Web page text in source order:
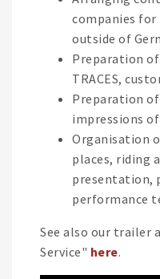
companies
outside of
Preparation
TRACES,
Preparation
impressions
Organisation
places, riding
presentation,
performance
See also our trailer
Service" here.